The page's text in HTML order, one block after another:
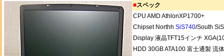
■スペック
CPU AMD AthlonXP1700+
Chipset Northh SiS740/South
Display 液晶TFT15インチ
HDD 30GB ATA100 富士通製 流